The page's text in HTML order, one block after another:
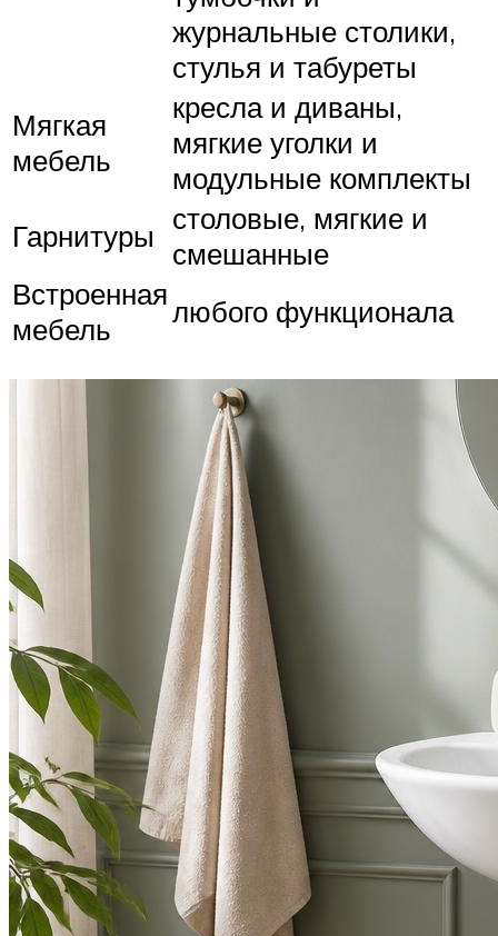
журнальные столики,
стулья и табуреты
Мягкая
мебель
кресла и диваны,
мягкие уголки и
модульные комплекты
Гарнитуры столовые, мягкие и
смешанные
Встроенная
мебель
любого функционала